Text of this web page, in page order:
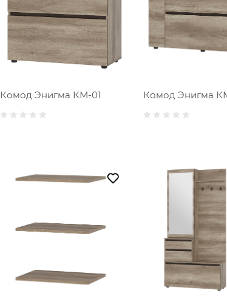
Комод Энигма КМ-01 Комод Энигма